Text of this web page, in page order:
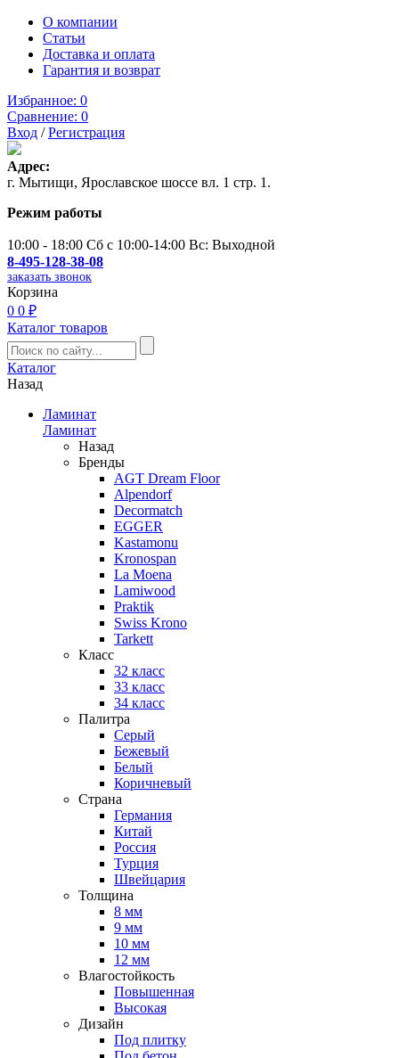
О компании
Статьи
Доставка и оплата
Гарантия и возврат
Избранное: 0
Сравнение: 0
Вход /Регистрация
Адрес:
г. Мытищи, Ярославское шоссе вл. 1 стр. 1.
Режим работы
10:00 - 18:00 Сб с 10:00-14:00 Вс: Выходной
8-495-128-38-08
заказать звонок
Корзина
0 0 ₽
Каталог товаров
Каталог
Назад
Ламинат
Ламинат
Назад
Бренды
AGT Dream Floor
Alpendorf
Decormatch
EGGER
Kastamonu
Kronospan
La Moena
Lamiwood
Praktik
Swiss Krono
Tarkett
Класс
32 класс
33 класс
34 класс
Палитра
Серый
Бежевый
Белый
Коричневый
Страна
Германия
Китай
Россия
Турция
Швейцария
Толщина
8 мм
9 мм
10 мм
12 мм
Влагостойкость
Повышенная
Высокая
Дизайн
Под плитку